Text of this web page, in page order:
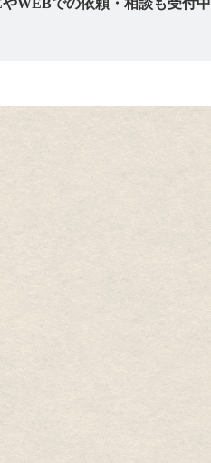
WEBでの依頼・相談も受付中